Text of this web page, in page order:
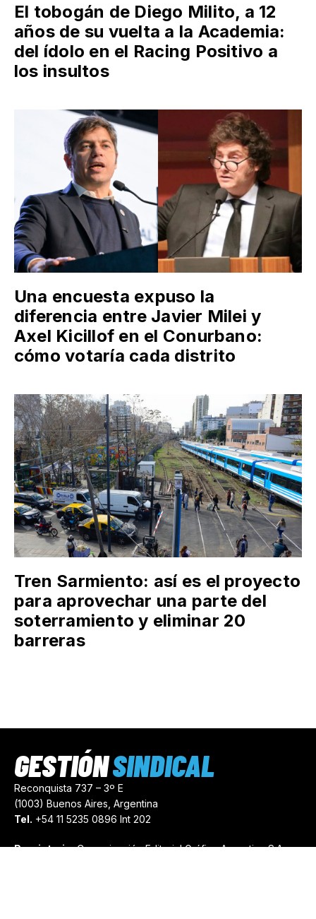
El tobogán de Diego Milito, a 12
años de su vuelta a la Academia:
del ídolo en el Racing Positivo a
los insultos
Una encuesta expuso la
diferencia entre Javier Milei y
Axel Kicillof en el Conurbano:
cómo votaría cada distrito
Tren Sarmiento: así es el proyecto
para aprovechar una parte del
soterramiento y eliminar 20
barreras
Reconquista 737 – 3º E
(1003) Buenos Aires, Argentina
Tel. +54 11 5235 0896 Int 202
Propietario:Comunicación Editorial Gráfica Argentina S.A.
GESTIÓNSINDICAL